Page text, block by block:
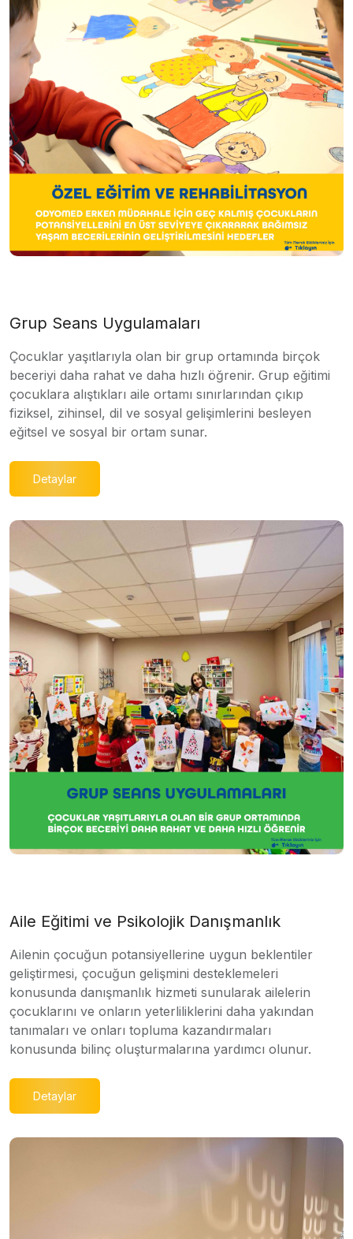
Grup Seans Uygulamaları
Çocuklar yaşıtlarıyla olan bir grup ortamında birçok
beceriyi daha rahat ve daha hızlı öğrenir. Grup eğitimi
çocuklara alıştıkları aile ortamı sınırlarından çıkıp
fiziksel, zihinsel, dil ve sosyal gelişimlerini besleyen
eğitsel ve sosyal bir ortam sunar.
Detaylar
Aile Eğitimi ve Psikolojik Danışmanlık
Ailenin çocuğun potansiyellerine uygun beklentiler
geliştirmesi, çocuğun gelişmini desteklemeleri
konusunda danışmanlık hizmeti sunularak ailelerin
çocuklarını ve onların yeterliliklerini daha yakından
tanımaları ve onları topluma kazandırmaları
konusunda bilinç oluşturmalarına yardımcı olunur.
Detaylar